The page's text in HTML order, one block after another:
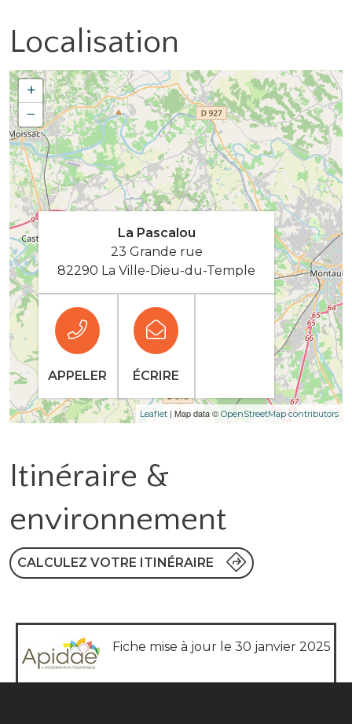
Localisation
+
−
Leaflet | Map data © OpenStreetMap contributors
La Pascalou
23 Grande rue
82290 La Ville-Dieu-du-Temple
APPELER ÉCRIRE
Itinéraire &
environnement
CALCULEZ VOTRE ITINÉRAIRE
Fiche mise à jour le 30 janvier 2025